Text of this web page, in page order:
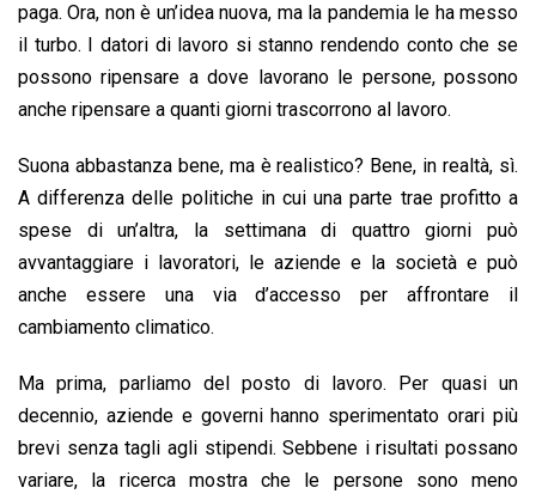
paga. Ora, non è un’idea nuova, ma la pandemia le ha messo
il turbo. I datori di lavoro si stanno rendendo conto che se
possono ripensare a dove lavorano le persone, possono
anche ripensare a quanti giorni trascorrono al lavoro.
Suona abbastanza bene, ma è realistico? Bene, in realtà, sì.
A differenza delle politiche in cui una parte trae profitto a
spese di un’altra, la settimana di quattro giorni può
avvantaggiare i lavoratori, le aziende e la società e può
anche essere una via d’accesso per affrontare il
cambiamento climatico.
Ma prima, parliamo del posto di lavoro. Per quasi un
decennio, aziende e governi hanno sperimentato orari più
brevi senza tagli agli stipendi. Sebbene i risultati possano
variare, la ricerca mostra che le persone sono meno